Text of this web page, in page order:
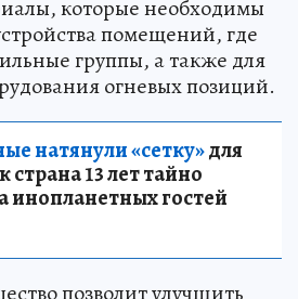
которые необходимы
помещений, где
группы, а также для
огневых позиций.
натянули «сетку»для
13 лет тайно
инопланетных гостей
позволит улучшить